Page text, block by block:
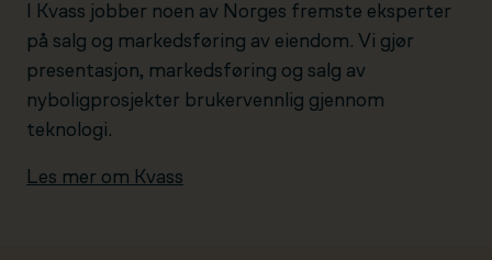
I Kvass jobber noen av Norges fremste eksperter
på salg og markedsføring av eiendom. Vi gjør
presentasjon, markedsføring og salg av
nyboligprosjekter brukervennlig gjennom
teknologi.
Les mer om Kvass